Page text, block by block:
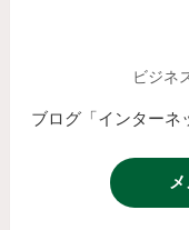
ビジネ
ブログ「インターネ